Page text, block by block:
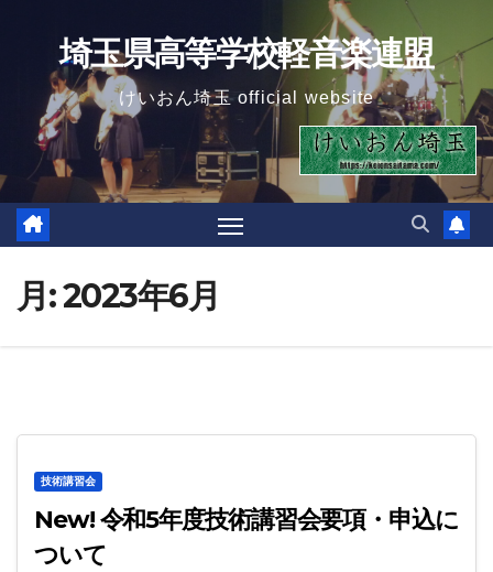
content
埼玉県高等学校軽音楽連盟
けいおん埼玉 official website
月:2023年6月
技術講習会
New! 令和5年度技術講習会要項・申込に
ついて